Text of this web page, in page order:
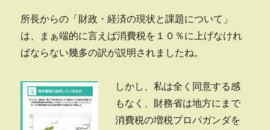
所長からの「財政・経済の現状と課題について」
は、まぁ端的に言えば消費税を１０％に上げなけれ
ばならない幾多の訳が説明されましたね。
しかし、私は全く同意する感
もなく、財務省は地方にまで
消費税の増税プロパガンダを